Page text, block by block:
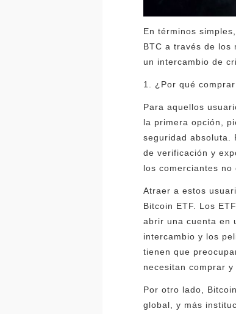
En términos
BTC a través de los
un intercambio de
1. ¿Por qué
Para aquellos
la primera opción,
seguridad absoluta.
de verificación y
los comerciantes
Atraer a estos
Bitcoin ETF. Los
abrir una cuenta en
intercambio y los
tienen que
necesitan comprar
Por otro lado,
global, y más